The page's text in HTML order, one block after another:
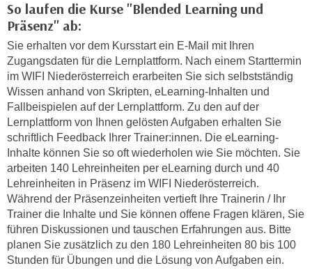
So laufen die Kurse "Blended Learning und
Präsenz" ab:
Sie erhalten vor dem Kursstart ein E-Mail mit Ihren
Zugangsdaten für die Lernplattform. Nach einem Starttermin
im WIFI Niederösterreich erarbeiten Sie sich selbstständig
Wissen anhand von Skripten, eLearning-Inhalten und
Fallbeispielen auf der Lernplattform. Zu den auf der
Lernplattform von Ihnen gelösten Aufgaben erhalten Sie
schriftlich Feedback Ihrer Trainer:innen. Die eLearning-
Inhalte können Sie so oft wiederholen wie Sie möchten. Sie
arbeiten 140 Lehreinheiten per eLearning durch und 40
Lehreinheiten in Präsenz im WIFI Niederösterreich.
Während der Präsenzeinheiten vertieft Ihre Trainerin / Ihr
Trainer die Inhalte und Sie können offene Fragen klären, Sie
führen Diskussionen und tauschen Erfahrungen aus. Bitte
planen Sie zusätzlich zu den 180 Lehreinheiten 80 bis 100
Stunden für Übungen und die Lösung von Aufgaben ein.
e
z
w
e
c
k
e
n
u
n
d
u
m
f
ü
r
o
k
i
e
-
S
e
t
z
n
g
z
u
s
t